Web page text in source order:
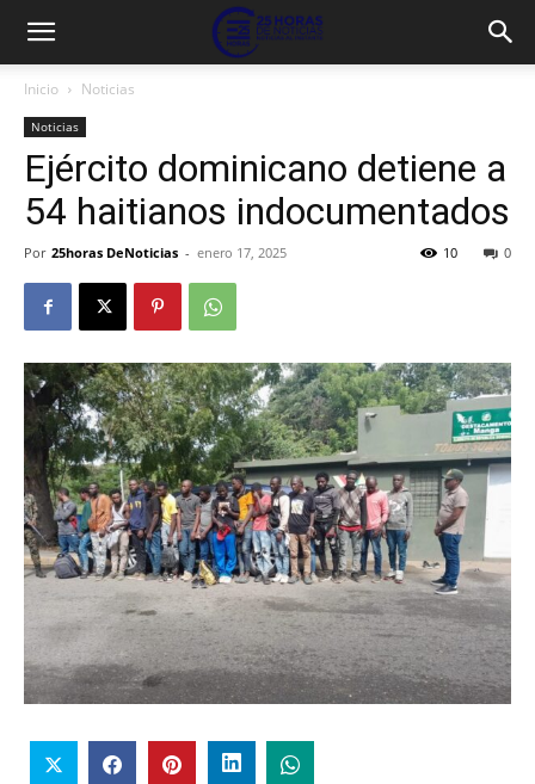
Inicio Noticias
Noticias
Ejército dominicano detiene a
54 haitianos indocumentados
Por 25horas DeNoticias - enero 17, 2025 0
10